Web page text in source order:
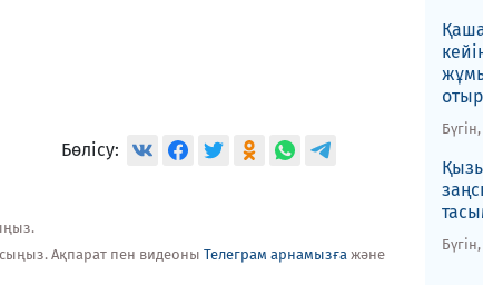
Бөлісу:
Ақпарат пен видеоны Телеграм арнамызға және
отыр